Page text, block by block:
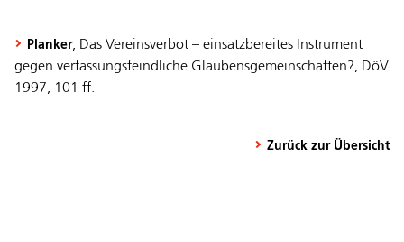
Planker, Das Vereinsverbot – einsatzbereites Instrument
gegen verfassungsfeindliche Glaubensgemeinschaften?, DöV
1997, 101 ff.
Zurück zur Übersicht